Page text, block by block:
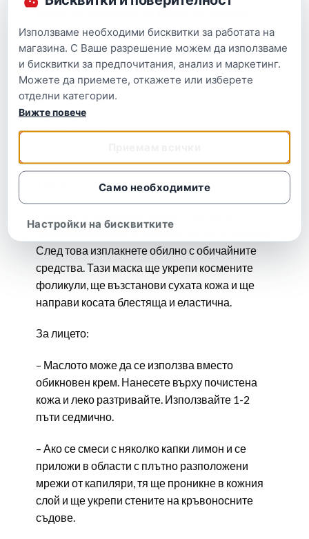
От масло от лешник можете да приготвите
собствени маски за използване в козметични
цели, които подобряват състоянието на
кожата и косата.
Маска за коса:
1 супена лъжица. лъжица масло.
кръгови движения и оставете за 10-15 минути.
След това изплакнете обилно с обичайните
средства. Тази маска ще укрепи космените
фоликули, ще възстанови сухата кожа и ще
направи косата блестяща и еластична.
За лицето:
– Маслото може да се използва вместо
обикновен крем. Нанесете върху почистена
кожа и леко разтривайте. Използвайте 1-2
пъти седмично.
– Ако се смеси с няколко капки лимон и се
приложи в области с плътно разположени
мрежи от капиляри, тя ще проникне в кожния
слой и ще укрепи стените на кръвоносните
съдове.
Използваме необходими бисквитки за работата на
магазина. С Ваше разрешение можем да използваме
и бисквитки за предпочитания, анализ и маркетинг.
Можете да приемете, откажете или изберете
отделни категории.
Само необходимите
Настройки на бисквитките
Вижте повече